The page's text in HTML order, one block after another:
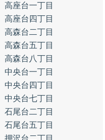
高座台一丁目
高座台四丁目
高森台二丁目
高森台五丁目
高森台八丁目
中央台一丁目
中央台四丁目
中央台七丁目
石尾台二丁目
石尾台五丁目
押沢台二丁目